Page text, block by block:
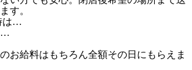
す。
は…
…
お給料はもちろん全額その日にもらえま